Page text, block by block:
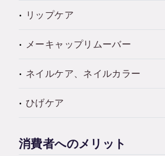
リップケア
メーキャップリムーバー
ネイルケア、ネイルカラー
ひげケア
消費者へのメリット